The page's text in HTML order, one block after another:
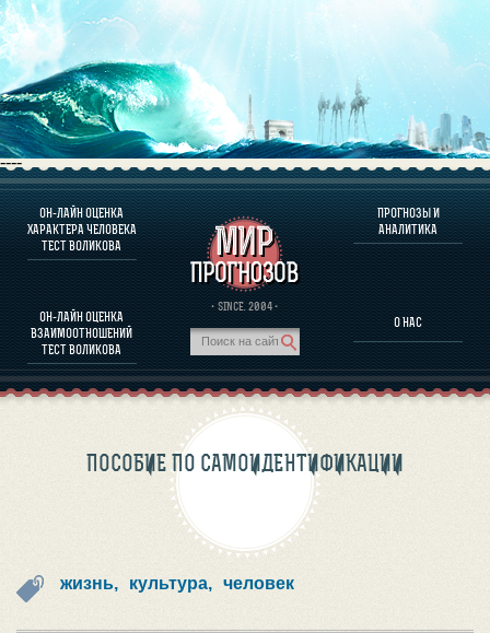
----
ОН-ЛАЙН ОЦЕНКА
ХАРАКТЕРА ЧЕЛОВЕКА
ТЕСТ ВОЛИКОВА
ОН-ЛАЙН ОЦЕНКА
ВЗАИМООТНОШЕНИЙ
ТЕСТ ВОЛИКОВА
· SINCE. 2004 ·
ПРОГНОЗЫ И
АНАЛИТИКА
О НАС
О ПРОГРАММЕ
ОЦЕНКА ХАРАКТЕРA ЧЕЛОВЕКА
ОЦЕНКА ХАРАКТЕРА ВЫДАЮЩИХСЯ ЛИЧНОСТЕЙ
О ПРОГРАММЕ
ПРОГНОЗЫ И АНАЛИТИКА
ПОСОБИЕ ПО САМОИДЕНТИФИКАЦИИ
жизнь, культура, человек